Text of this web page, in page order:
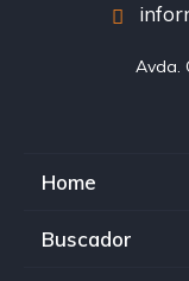
Avda.
Home
Buscador